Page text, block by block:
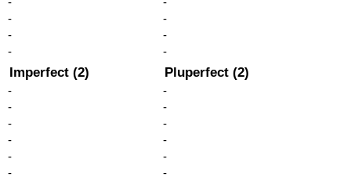
-
-
-
-
-
-
Imperfect (2)
-
-
-
-
-
-
Pluperfect (2)
-
-
-
-
-
-